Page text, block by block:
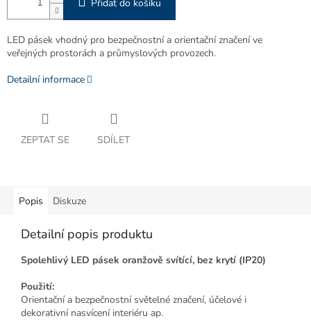
Přidat do košíku
LED pásek vhodný pro bezpečnostní a orientační značení ve
veřejných prostorách a průmyslových provozech.
Detailní informace
ZEPTAT SE SDÍLET
Popis Diskuze
Detailní popis produktu
Spolehlivý LED pásek oranžově svítící, bez krytí (IP20)
Použití:
Orientační a bezpečnostní světelné značení, účelové i
dekorativní nasvícení interiéru ap.